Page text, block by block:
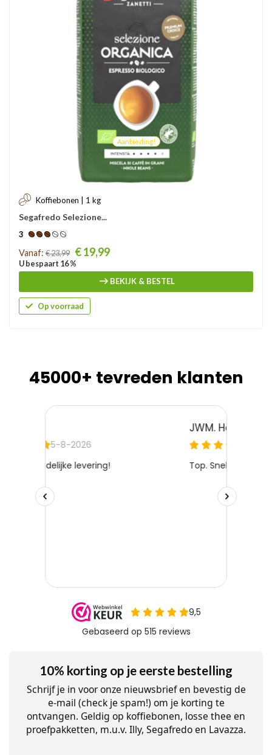
Aanbieding!
Koffiebonen | 1 kg
Segafredo Selezione...
3
Prijs
Vanaf: € 23,99 € 19,99
U bespaart 16 %
BEKIJK & BESTEL
Op voorraad
45000+ tevreden klanten
10% korting op je eerste bestelling
Schrijf je in voor onze nieuwsbrief en bevestig de
e-mail (check je spam!) om je korting te
ontvangen. Geldig op koffiebonen, losse thee en
proefpakketten, m.u.v. Illy, Segafredo en Lavazza.